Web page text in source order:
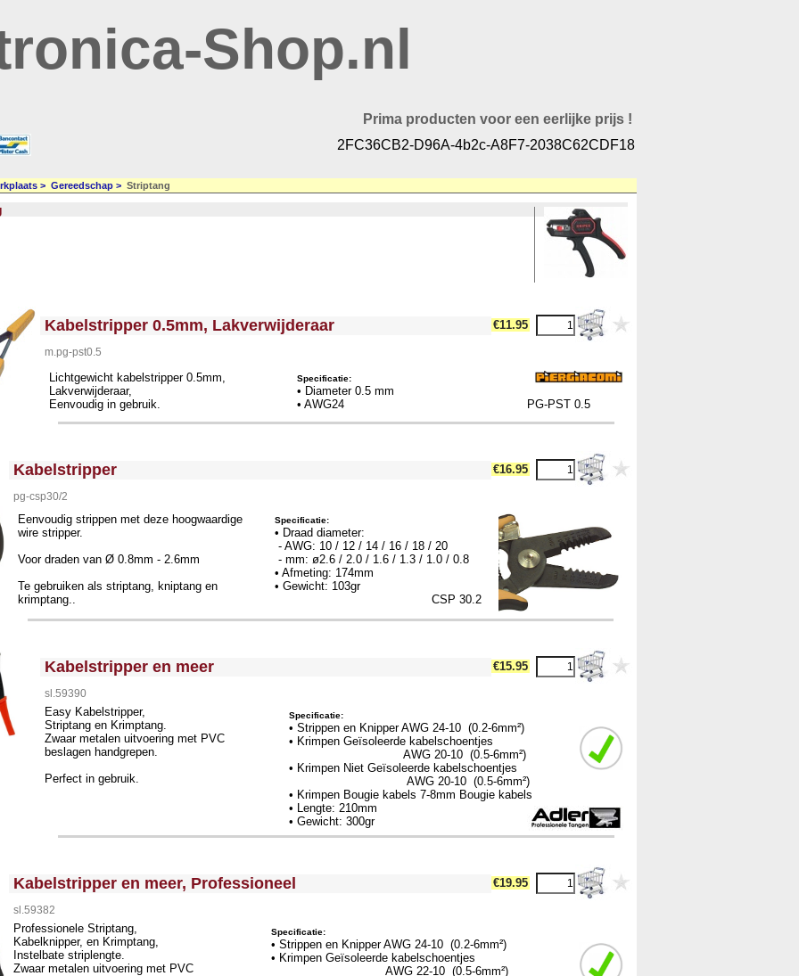
Shop.nl
Prima producten voor een eerlijke prijs !
2FC36CB2-D96A-4b2c-A8F7-2038C62CDF18
> Gereedschap > Striptang
<!-- MakeFullWidth0 --><!-- MakeFullWidth1 --><!-- MakeFullWidth2 --><!-- MakeFullWidth3 --><!-- MakeFullWidth4 --><!-- MakeFullWidth5 --><!-- MakeFullWidth6 --><!-- MakeFullWidth7 --><!-- MakeFullWidth8 --><!-- MakeFullWidth9 --><!-- MakeFullWidth10 --><!-- MakeFullWidth11 --><!-- MakeFullWidth12 --><!-- MakeFullWidth13 --><!-- MakeFullWidth14 --><!-- MakeFullWidth15 --><!-- MakeFullWidth16 --><!-- MakeFullWidth17 --><!-- MakeFullWidth18 --><!-- MakeFullWidth19 -->
Kabelstripper 0.5mm, Lakverwijderaar €11.95
m.pg-pst0.5
Lichtgewicht kabelstripper 0.5mm,
Lakverwijderaar,
Eenvoudig in gebruik.
Specificatie:
• Diameter 0.5 mm
• AWG24
PG-PST 0.5
<!-- MakeFullWidth0 --><!-- MakeFullWidth1 --><!-- MakeFullWidth2 --><!-- MakeFullWidth3 --><!-- MakeFullWidth4 --><!-- MakeFullWidth5 --><!-- MakeFullWidth6 --><!-- MakeFullWidth7 --><!-- MakeFullWidth8 --><!-- MakeFullWidth9 --><!-- MakeFullWidth10 --><!-- MakeFullWidth11 --><!-- MakeFullWidth12 --><!-- MakeFullWidth13 --><!-- MakeFullWidth14 --><!-- MakeFullWidth15 --><!-- MakeFullWidth16 --><!-- MakeFullWidth17 --><!-- MakeFullWidth18 --><!-- MakeFullWidth19 -->
Kabelstripper €16.95
pg-csp30/2
Eenvoudig strippen met deze hoogwaardige
wire stripper.
Voor draden van Ø 0.8mm - 2.6mm
Te gebruiken als striptang, kniptang en
krimptang..
Specificatie:
• Draad diameter:
- AWG: 10 / 12 / 14 / 16 / 18 / 20
- mm: ø2.6 / 2.0 / 1.6 / 1.3 / 1.0 / 0.8
• Afmeting: 174mm
• Gewicht: 103gr
CSP 30.2
<!-- MakeFullWidth0 --><!-- MakeFullWidth1 --><!-- MakeFullWidth2 --><!-- MakeFullWidth3 --><!-- MakeFullWidth4 --><!-- MakeFullWidth5 --><!-- MakeFullWidth6 --><!-- MakeFullWidth7 --><!-- MakeFullWidth8 --><!-- MakeFullWidth9 --><!-- MakeFullWidth10 --><!-- MakeFullWidth11 --><!-- MakeFullWidth12 --><!-- MakeFullWidth13 --><!-- MakeFullWidth14 --><!-- MakeFullWidth15 --><!-- MakeFullWidth16 --><!-- MakeFullWidth17 --><!-- MakeFullWidth18 --><!-- MakeFullWidth19 -->
Kabelstripper en meer €15.95
sl.59390
Easy Kabelstripper,
Striptang en Krimptang.
Zwaar metalen uitvoering met PVC
beslagen handgrepen.
Perfect in gebruik.
Specificatie:
• Strippen en Knipper AWG 24-10 (0.2-6mm²)
• Krimpen Geïsoleerde kabelschoentjes
AWG 20-10 (0.5-6mm²)
• Krimpen Niet Geïsoleerde kabelschoentjes
AWG 20-10 (0.5-6mm²)
• Krimpen Bougie kabels 7-8mm Bougie kabels
• Lengte: 210mm
• Gewicht: 300gr
<!-- MakeFullWidth0 --><!-- MakeFullWidth1 --><!-- MakeFullWidth2 --><!-- MakeFullWidth3 --><!-- MakeFullWidth4 --><!-- MakeFullWidth5 --><!-- MakeFullWidth6 --><!-- MakeFullWidth7 --><!-- MakeFullWidth8 --><!-- MakeFullWidth9 --><!-- MakeFullWidth10 --><!-- MakeFullWidth11 --><!-- MakeFullWidth12 --><!-- MakeFullWidth13 --><!-- MakeFullWidth14 --><!-- MakeFullWidth15 --><!-- MakeFullWidth16 --><!-- MakeFullWidth17 --><!-- MakeFullWidth18 --><!-- MakeFullWidth19 -->
Kabelstripper en meer, Professioneel €19.95
sl.59382
Professionele Striptang,
Kabelknipper, en Krimptang,
Instelbate striplengte.
Zwaar metalen uitvoering met PVC
Specificatie:
• Strippen en Knipper AWG 24-10 (0.2-6mm²)
• Krimpen Geïsoleerde kabelschoentjes
AWG 22-10 (0.5-6mm²)